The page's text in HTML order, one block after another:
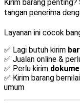
Kirim barang penting?
tangan penerima
Layanan ini cocok
✅ Lagi butuh kirim
✅ Jualan online &
✅ Perlu kirim
✅ Kirim barang
umum